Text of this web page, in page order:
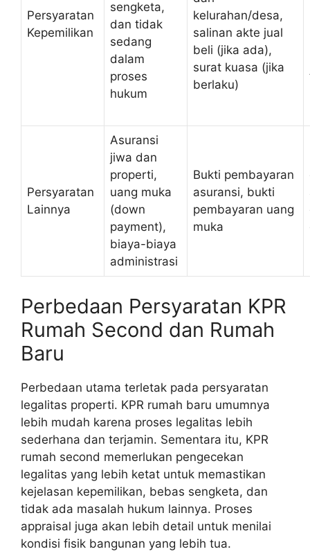
Persyaratan
Kepemilikan
sengketa,
dan tidak
sedang
dalam
proses
hukum
kelurahan/desa,
salinan akte jual
beli (jika ada),
surat kuasa (jika
berlaku)
Persyaratan
Lainnya
Asuransi
jiwa dan
properti,
uang muka
(down
payment),
biaya-biaya
administrasi
Bukti pembayaran
asuransi, bukti
pembayaran uang
muka
Perbedaan Persyaratan KPR
Rumah Second dan Rumah
Baru
Perbedaan utama terletak pada persyaratan
legalitas properti. KPR rumah baru umumnya
lebih mudah karena proses legalitas lebih
sederhana dan terjamin. Sementara itu, KPR
rumah second memerlukan pengecekan
legalitas yang lebih ketat untuk memastikan
kejelasan kepemilikan, bebas sengketa, dan
tidak ada masalah hukum lainnya. Proses
appraisal juga akan lebih detail untuk menilai
kondisi fisik bangunan yang lebih tua.